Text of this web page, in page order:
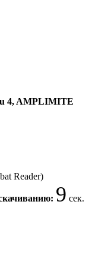
4, AMPLIMITE
Reader)
9 сек.